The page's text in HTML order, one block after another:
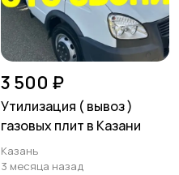
3 500 ₽
Утилизация ( вывоз )
газовых плит в Казани
Казань
3 месяца назад